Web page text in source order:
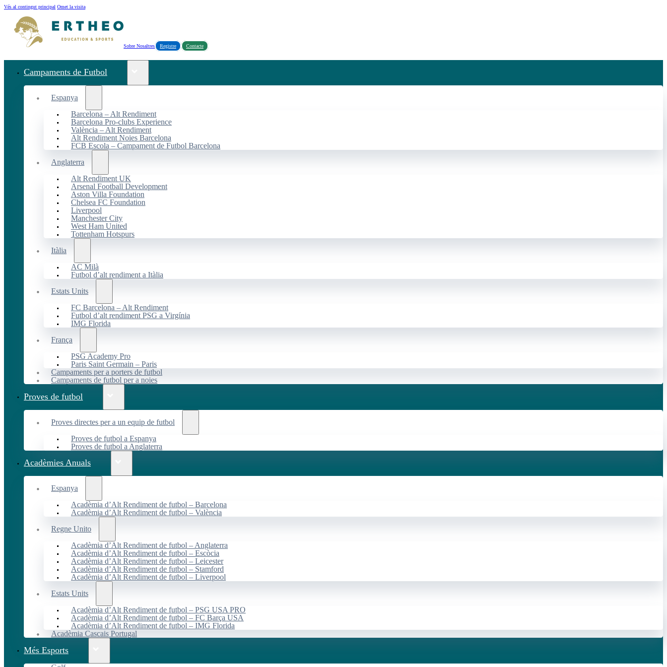
Vés al contingut principal Omet la visita
Sobre Nosaltres Registre Contacte
Campaments de Futbol
Espanya
Barcelona – Alt Rendiment
Barcelona Pro-clubs Experience
València – Alt Rendiment
Alt Rendiment Noies Barcelona
FCB Escola – Campament de Futbol Barcelona
Anglaterra
Alt Rendiment UK
Arsenal Football Development
Aston Villa Foundation
Chelsea FC Foundation
Liverpool
Manchester City
West Ham United
Tottenham Hotspurs
Itàlia
AC Milà
Futbol d’alt rendiment a Itàlia
Estats Units
FC Barcelona – Alt Rendiment
Futbol d’alt rendiment PSG a Virgínia
IMG Florida
França
PSG Academy Pro
Paris Saint Germain – Paris
Campaments per a porters de futbol
Campaments de futbol per a noies
Proves de futbol
Proves directes per a un equip de futbol
Proves de futbol a Espanya
Proves de futbol a Anglaterra
Acadèmies Anuals
Espanya
Acadèmia d’Alt Rendiment de futbol – Barcelona
Acadèmia d’Alt Rendiment de futbol – València
Regne Unito
Acadèmia d’Alt Rendiment de futbol – Anglaterra
Acadèmia d’Alt Rendiment de futbol – Escòcia
Acadèmia d’Alt Rendiment de futbol – Leicester
Acadèmia d’Alt Rendiment de futbol – Stamford
Acadèmia d’Alt Rendiment de futbol – Liverpool
Estats Units
Acadèmia d’Alt Rendiment de futbol – PSG USA PRO
Acadèmia d’Alt Rendiment de futbol – FC Barça USA
Acadèmia d’Alt Rendiment de futbol – IMG Florida
Acadèmia Cascais Portugal
Més Esports